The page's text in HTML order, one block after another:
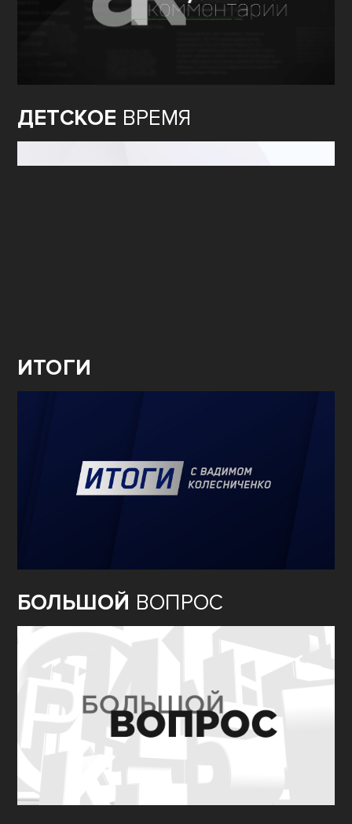
ДЕТСКОЕ ВРЕМЯ
ИТОГИ
БОЛЬШОЙ ВОПРОС